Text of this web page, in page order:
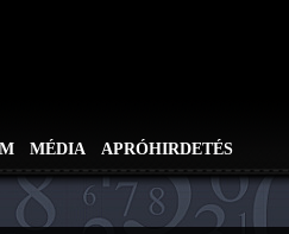
MÉDIA APRÓHIRDETÉS